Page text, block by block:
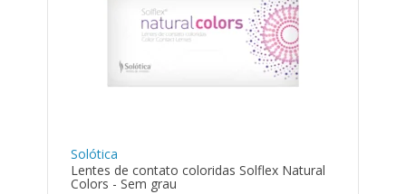
Solótica
Lentes de contato coloridas Solflex Natural
Colors - Sem grau